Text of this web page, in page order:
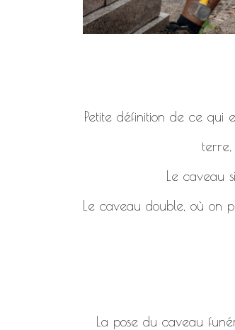
Petite définition de ce qui
Le caveau
Le caveau double, où on
La pose du caveau